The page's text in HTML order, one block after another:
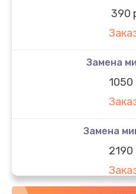
390
Замена
1050
Замена
2190